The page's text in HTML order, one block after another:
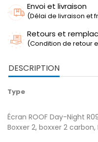
Envoi et livraison
(Délai de livraison et
Retours et
(Condition de retour
DESCRIPTION
Type
Écran ROOF Day-Night
Boxxer 2, boxxer 2 carbon,